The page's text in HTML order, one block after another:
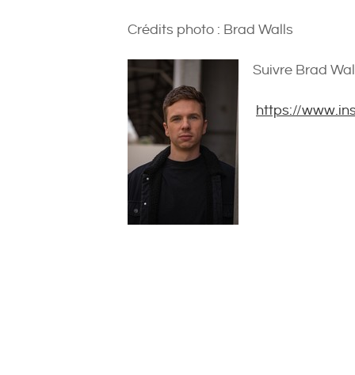
Crédits photo : Brad Walls
Suivre Brad
https://